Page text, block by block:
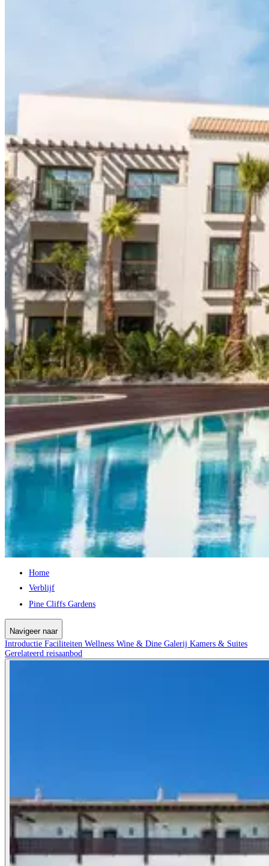
Home
Verblijf
Pine Cliffs Gardens
Navigeer naar
Introductie Faciliteiten Wellness Wine & Dine Galerij Kamers & Suites
Gerelateerd reisaanbod